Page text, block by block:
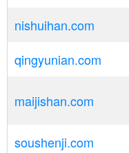
nishuihan.com
qingyunian.com
maijishan.com
soushenji.com